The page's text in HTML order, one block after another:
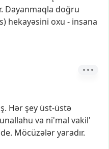
Dayanmaqla doğru
hekayəsini oxu - insana
Hərşey üst-üstə
va ni'mal vakil'
de. Möcüzələryaradır.